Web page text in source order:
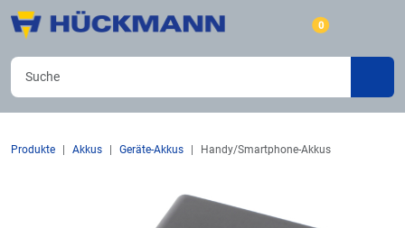
0
Produkte Akkus Geräte-Akkus Handy/Smartphone-Akkus